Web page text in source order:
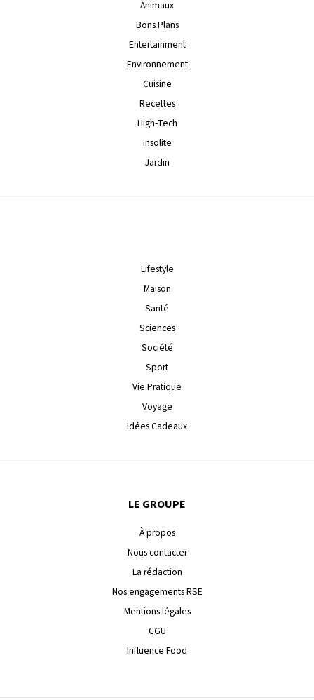
Animaux
Bons Plans
Entertainment
Environnement
Cuisine
Recettes
High-Tech
Insolite
Jardin
Lifestyle
Maison
Santé
Sciences
Société
Sport
Vie Pratique
Voyage
Idées Cadeaux
LE GROUPE
À propos
Nous contacter
La rédaction
Nos engagements RSE
Mentions légales
CGU
Influence Food